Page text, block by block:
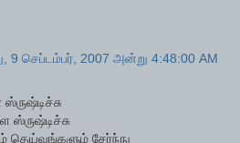
9 செப்டம்பர், 2007 அன்று 4:48:00 AM
தெய்வங்களும் சேர்ந்நு